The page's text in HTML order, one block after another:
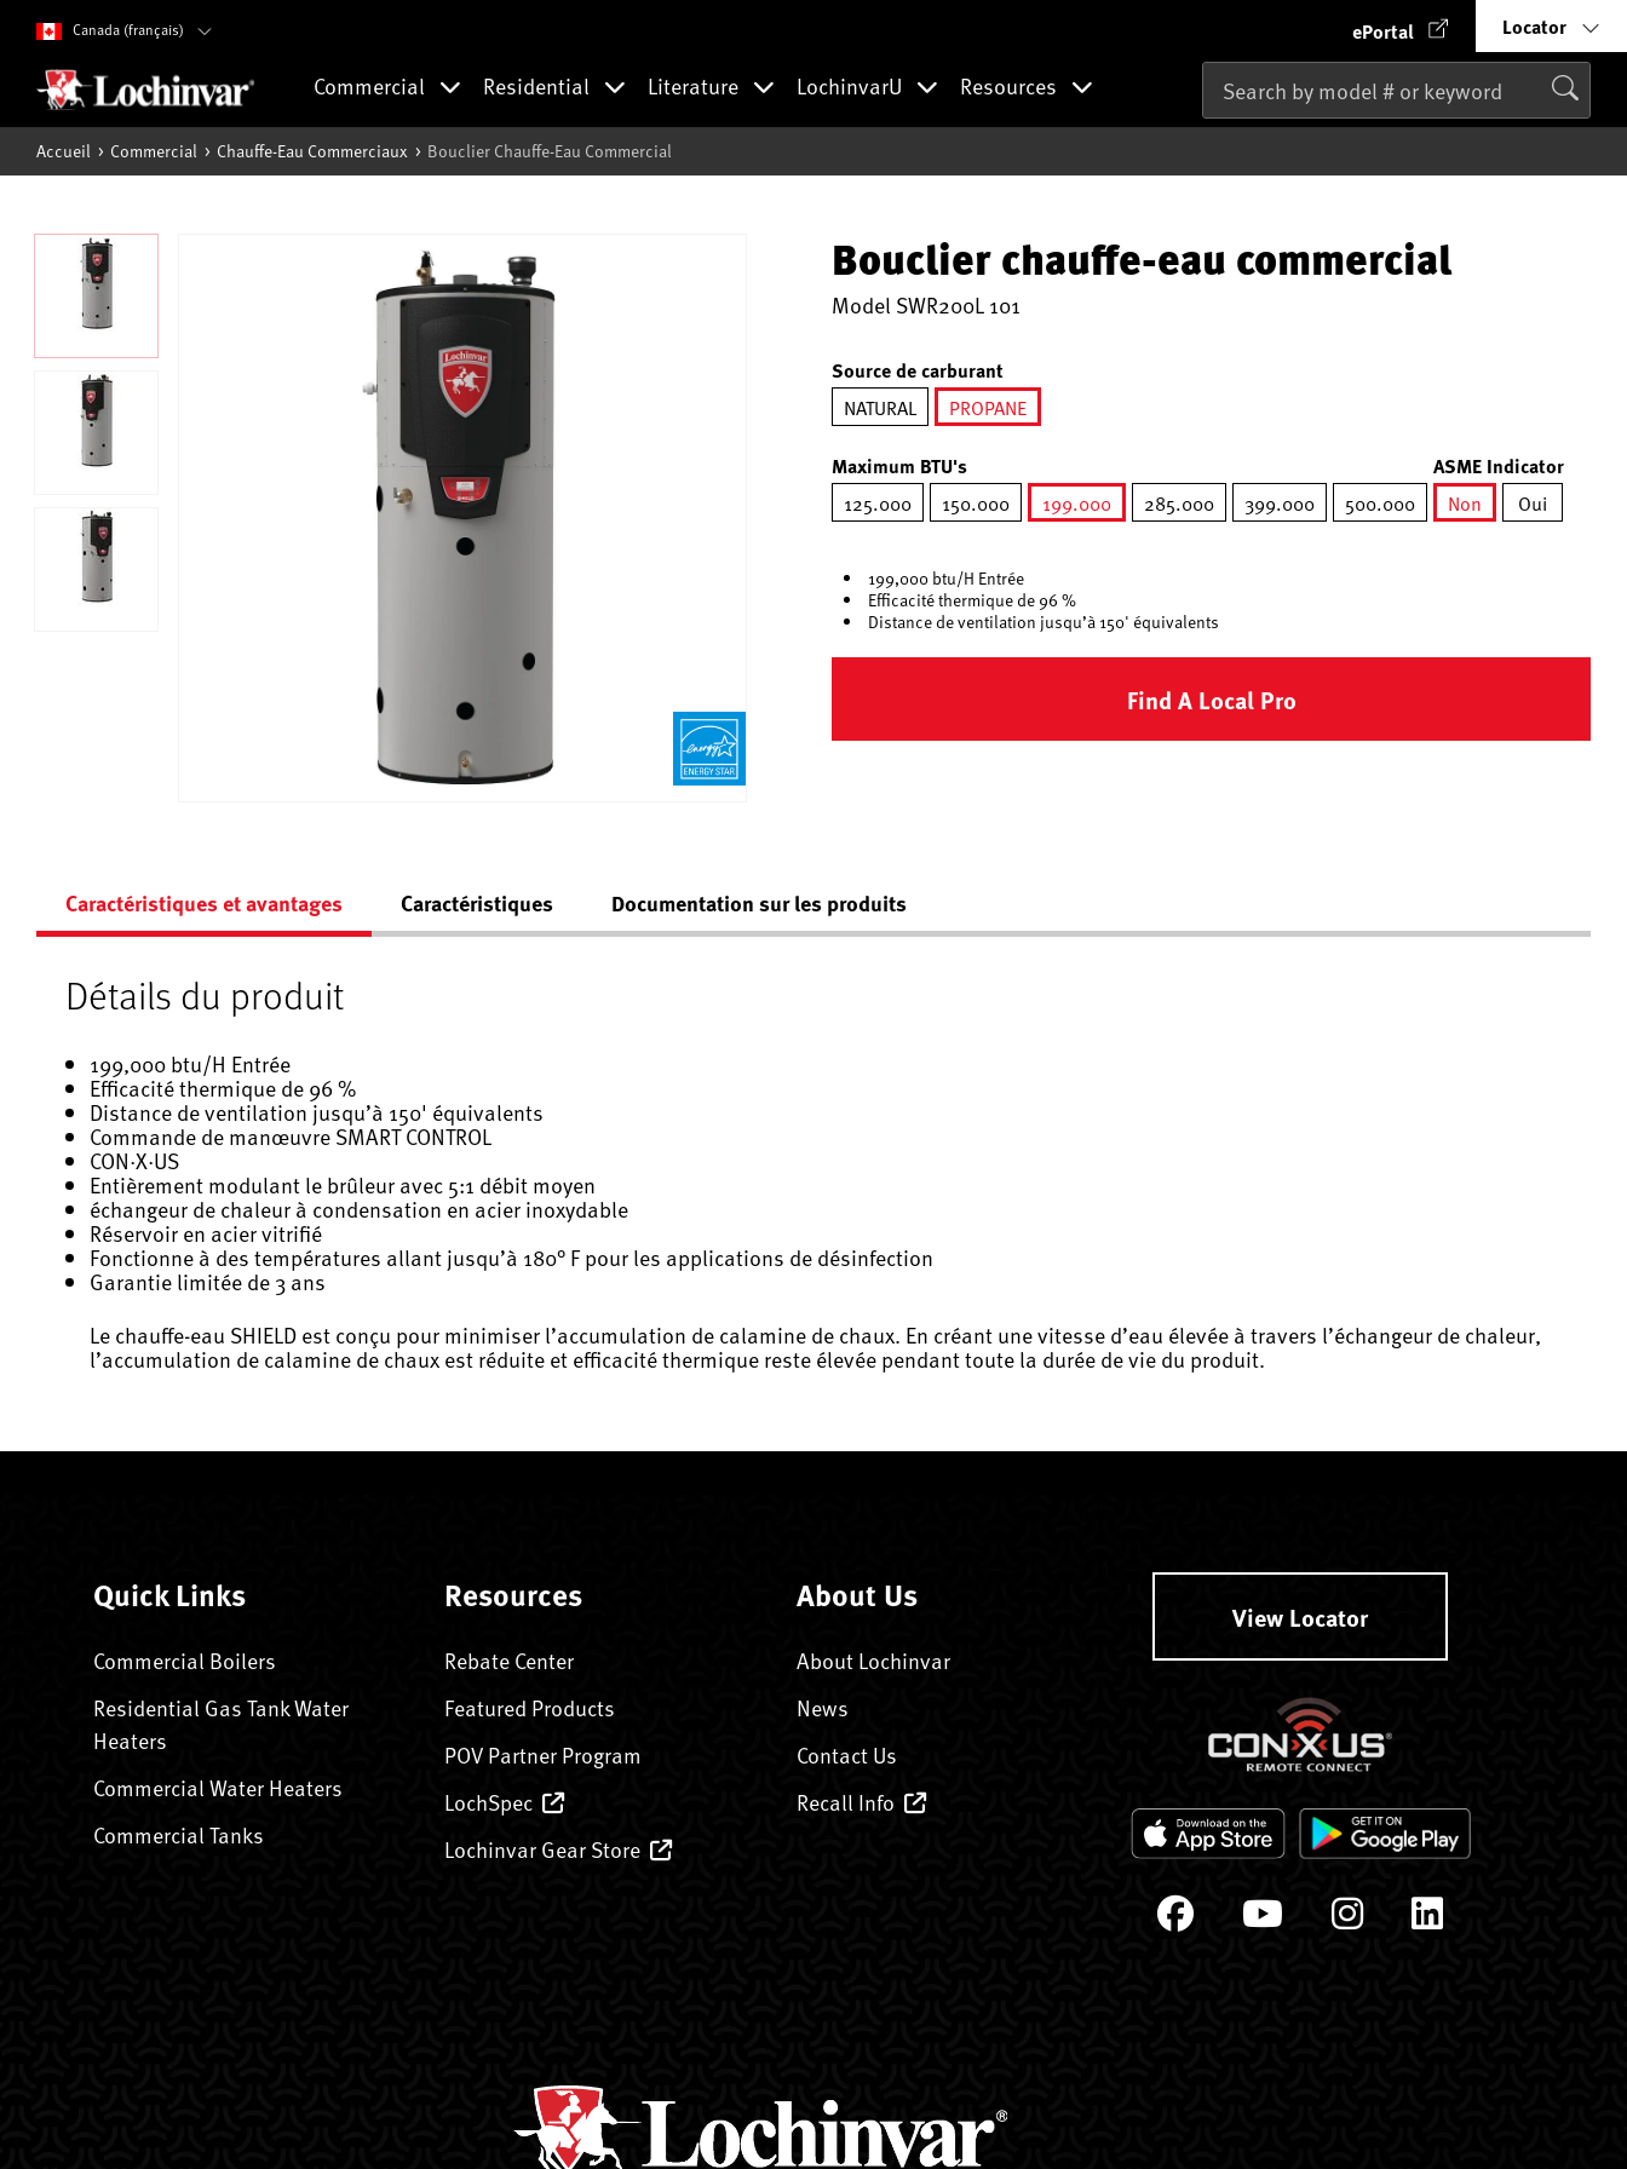
Canada (français) ePortal Locator
Commercial Residential Literature LochinvarU Resources
Accueil Commercial Chauffe-Eau Commerciaux Bouclier Chauffe-Eau Commercial
Bouclier chauffe-eau commercial
Model SWR200L 101
Source de carburant
NATURAL
PROPANE
Maximum BTU's
125.000 150.000
199.000
285.000 399.000 500.000
ASME Indicator
Non
Oui
199,000 btu/H Entrée
Efficacité thermique de 96 %
Distance de ventilation jusqu’à 150' équivalents
Find A Local Pro
Caractéristiques et avantages Caractéristiques Documentation sur les produits
Détails du produit
199,000 btu/H Entrée
Efficacité thermique de 96 %
Distance de ventilation jusqu’à 150' équivalents
Commande de manœuvre SMART CONTROL
CON·X·US
Entièrement modulant le brûleur avec 5:1 débit moyen
échangeur de chaleur à condensation en acier inoxydable
Réservoir en acier vitrifié
Fonctionne à des températures allant jusqu’à 180° F pour les applications de désinfection
Garantie limitée de 3 ans
Le chauffe-eau SHIELD est conçu pour minimiser l’accumulation de calamine de chaux. En créant une vitesse d’eau élevée à travers l’échangeur de chaleur,
l’accumulation de calamine de chaux est réduite et efficacité thermique reste élevée pendant toute la durée de vie du produit.
Quick Links
Commercial Boilers
Residential Gas Tank Water
Heaters
Commercial Water Heaters
Commercial Tanks
Resources
Rebate Center
Featured Products
POV Partner Program
LochSpec
Lochinvar Gear Store
About Us
About Lochinvar
News
Contact Us
Recall Info
View Locator